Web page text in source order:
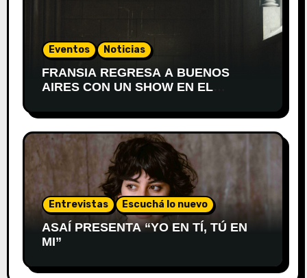
Eventos Noticias
FRANSIA REGRESA A BUENOS
AIRES CON UN SHOW EN EL
Entrevistas Escuchá lo nuevo
ASAÍ PRESENTA “YO EN TÍ, TÚ EN
MI”